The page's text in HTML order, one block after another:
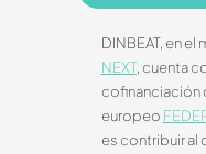
DINBEAT, en
NEXT, cuenta
cofinanciación
europeo
es contribuir al